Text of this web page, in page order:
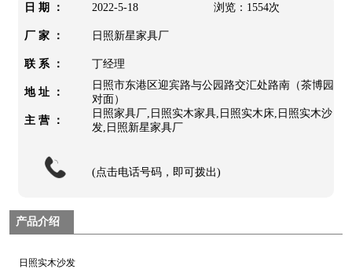
日 期 ： 2022-5-18 浏览：1554次
厂 家 ： 日照新星家具厂
联 系 ： 丁经理
地 址 ：
日照市东港区迎宾路与公园路交汇处路南（茶博园
对面）
主 营 ：
日照家具厂,日照实木家具,日照实木床,日照实木沙
发,日照新星家具厂
(点击电话号码，即可拨出)
产品介绍
日照实木沙发